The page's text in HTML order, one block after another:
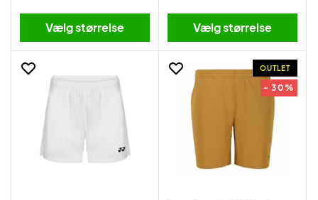
Vælg størrelse Vælg størrelse
OUTLET
- 30%